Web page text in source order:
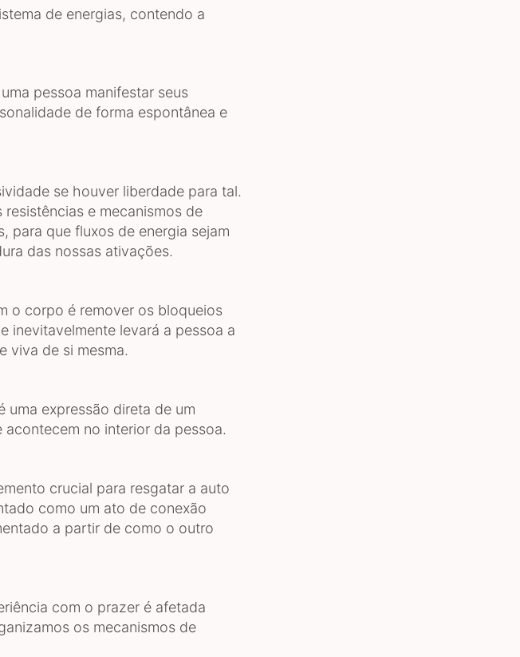
de energias, contendo a
pessoa manifestar seus
de forma espontânea e
se houver liberdade para tal.
e mecanismos de
para que fluxos de energia sejam
das nossas ativações.
o corpo é remover os bloqueios
inevitavelmente levará a pessoa a
viva de si mesma.
uma expressão direta de um
no interior da pessoa.
crucial para resgatar a auto
como um ato de conexão
a partir de como o outro
com o prazer é afetada
os mecanismos de